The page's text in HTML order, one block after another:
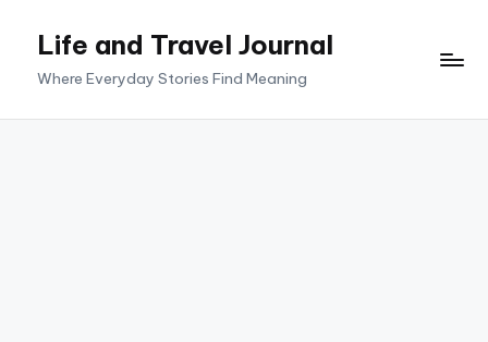
Life and Travel Journal
Where Everyday Stories Find Meaning